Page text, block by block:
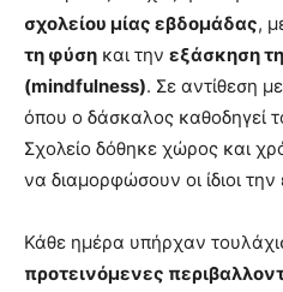
σχολείου μίας εβδομάδας,
τη φύση και την εξάσκηση
(mindfulness). Σε αντίθεση
όπου ο δάσκαλος καθοδηγεί
Σχολείο δόθηκε χώρος και
να διαμορφώσουν οι ίδιοι την
Κάθε ημέρα υπήρχαν
προτεινόμενες